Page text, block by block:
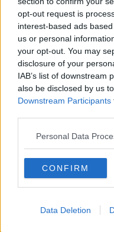
opt-out request is
interest-based ads
us or personal
your opt-out. You may
disclosure of your
IAB’s list of downstream
also be disclosed by us
Downstream Participants
Personal Data
CONFIRM
Data Deletion
euro, che concorre con le
smaltimento dei rifiuti.
Come aree attrezzate nel
Marittimo ne esistono due,
del 2013. Le zone sono
Previsti anche alcuni
riportiamo le indicazioni: in
metri che va dal secondo
dell’edificio dell’ex
maggio; in via Berti
nell'area di parcheggio sul
pedonale e la cabina Enel;